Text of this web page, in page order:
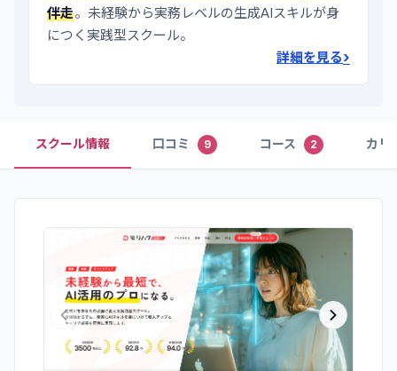
伴走。未経験から実務レベルの生成AIスキルが身
につく実践型スクール。
詳細を見る›
スクール情報 口コミ 9 コース 2 カリ